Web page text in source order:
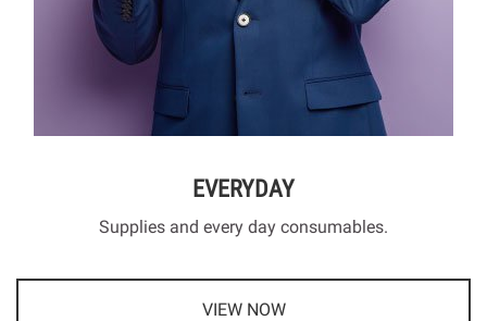
EVERYDAY
Supplies and every day consumables.
VIEW NOW